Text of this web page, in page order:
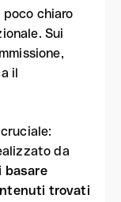
poco chiaro
Sui
il
da
basare
trovati